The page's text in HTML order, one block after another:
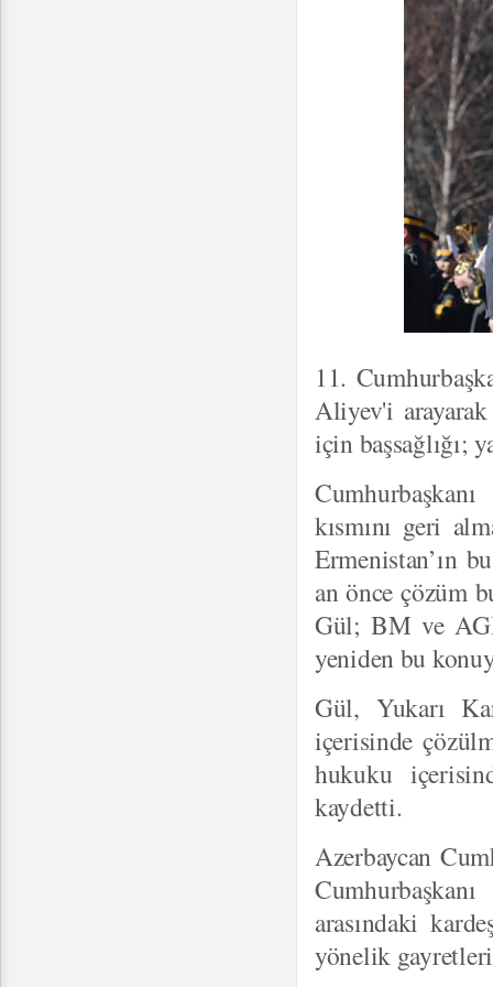
11.
Aliyev'i
için başsağlığı;
kısmını geri
Ermenistan’ın
an önce çözüm
Gül; BM ve
yeniden bu
Gül, Yukarı
içerisinde
hukuku
kaydetti.
Azerbaycan
arasındaki
yönelik